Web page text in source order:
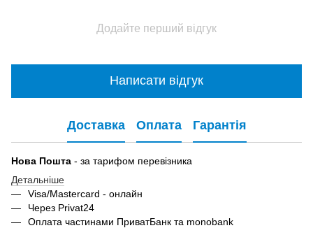
Додайте перший відгук
Написати відгук
Доставка Оплата Гарантія
Нова Пошта - за тарифом перевізника
Детальніше
Visa/Mastercard - онлайн
Через Privat24
Оплата частинами ПриватБанк та monobank